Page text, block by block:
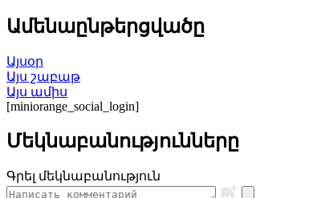
Ամենաընթերցվածը
Այսօր
Այս շաբաթ
Այս ամիս
[miniorange_social_login]
Մեկնաբանությունները
Գրել մեկնաբանություն